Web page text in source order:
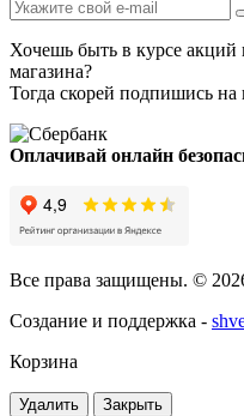
Хочешь быть в курсе акций
магазина?
Тогда скорей подпишись на
Оплачивай онлайн
Все права защищены. ©
Создание и поддержка -
Корзина
Удалить Закрыть